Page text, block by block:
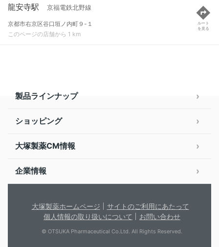
龍安寺駅 京福電鉄北野線
京都市右京区谷口垣ノ内町９-１
このページの店舗から 1 km
ルート
を見る
製品ラインナップ
ショッピング
大塚製薬CM情報
企業情報
大塚製薬ホームページ
サイトのご利用にあたって
個人情報の取り扱いについて
お問い合わせ
© OTSUKA Pharmaceutical Co.Ltd. All Rights Reserved.